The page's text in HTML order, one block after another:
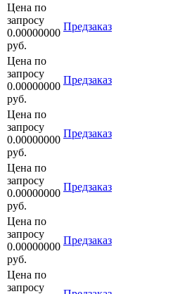
Цена по
запросу
0.00000000
руб.
Предзаказ
Цена по
запросу
0.00000000
руб.
Предзаказ
Цена по
запросу
0.00000000
руб.
Предзаказ
Цена по
запросу
0.00000000
руб.
Предзаказ
Цена по
запросу
0.00000000
руб.
Предзаказ
Цена по
запросу